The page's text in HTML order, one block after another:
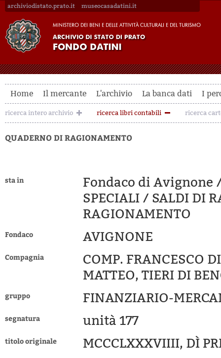
archiviodistato.prato.it museocasadatini.it
Home Il mercante L'archivio La banca dati I
ricerca intero archivio ricerca libri contabili ricerca
QUADERNO DI RAGIONAMENTO
sta in
Fondaco di Avignone
SPECIALI / SALDI DI
RAGIONAMENTO
Fondaco AVIGNONE
Compagnia
COMP. FRANCESCO
MATTEO, TIERI DI
gruppo FINANZIARIO-
segnatura unità 177
titolo originale MCCCLXXXVIIII, DÌ